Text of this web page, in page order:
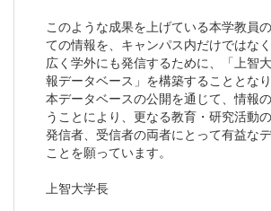
このような成果を上げている本学教員
ての情報を、キャンパス内だけではなく
広く学外にも発信するために、「上智
報データベース」を構築することとなり
本データベースの公開を通じて、情報
うことにより、更なる教育・研究活動
発信者、受信者の両者にとって有益な
ことを願っています。
上智大学長